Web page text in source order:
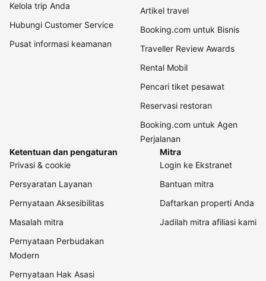
Kelola trip Anda
Hubungi Customer Service
Pusat informasi keamanan
Artikel travel
Booking.com untuk Bisnis
Traveller Review Awards
Rental Mobil
Pencari tiket pesawat
Reservasi restoran
Booking.com untuk Agen
Perjalanan
Ketentuan dan pengaturan
Privasi & cookie
Persyaratan Layanan
Pernyataan Aksesibilitas
Masalah mitra
Pernyataan Perbudakan
Modern
Pernyataan Hak Asasi
Mitra
Login ke Ekstranet
Bantuan mitra
Daftarkan properti Anda
Jadilah mitra afiliasi kami